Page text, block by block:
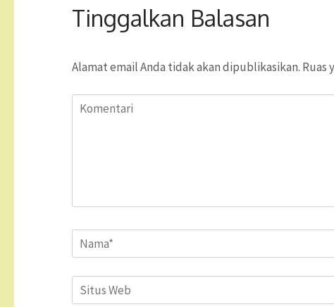
Tinggalkan Balasan
Alamat email Anda tidak akan dipublikasikan. Ruas
Komentari
Name*
Situs
Web